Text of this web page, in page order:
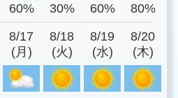
60% 30% 60% 80%
8/17
(月)
8/18
(火)
8/19
(水)
8/20
(木)